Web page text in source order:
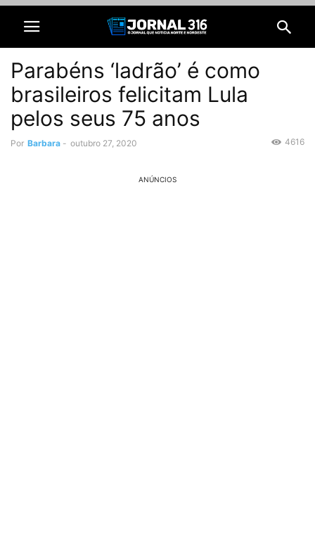
Parabéns ‘ladrão’ é como
brasileiros felicitam Lula
pelos seus 75 anos
Por Barbara - outubro 27, 2020 4616
ANÚNCIOS